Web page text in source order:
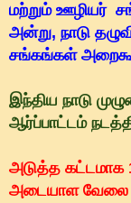
மற்றும் ஊழியர்
அன்று, நாடு
சங்கங்கள்
இந்திய நாடு
ஆர்ப்பாட்டம்
அடுத்த கட்டமாக
அடையாள வேலை